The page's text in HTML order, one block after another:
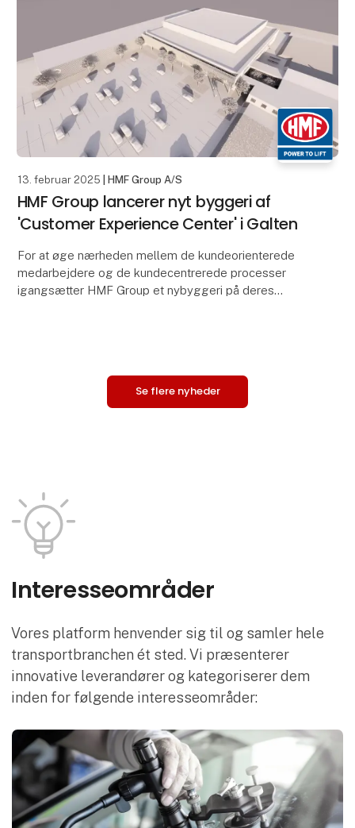
13. februar 2025 | HMF Group A/S
HMF Group lancerer nyt byggeri af
'Customer Experience Center' i Galten
For at øge nærheden mellem de kundeorienterede
medarbejdere og de kundecentrerede processer
igangsætter HMF Group et nybyggeri på deres
Se flere nyheder
Interesse­områder
Vores platform henvender sig til og samler hele
transportbranchen ét sted. Vi præsenterer
innovative leverandører og kategoriserer dem
inden for følgende interesseområder: